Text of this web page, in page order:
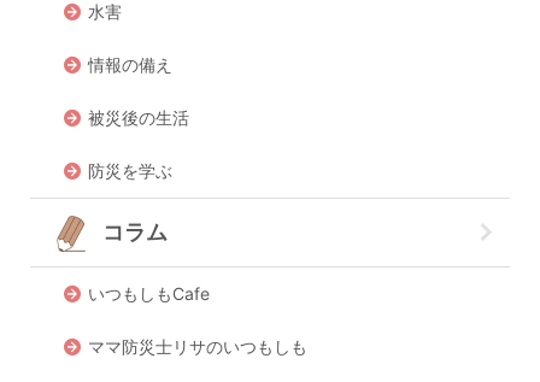
水害
情報の備え
被災後の生活
防災を学ぶ
コラム
いつもしもCafe
ママ防災士リサのいつもしも